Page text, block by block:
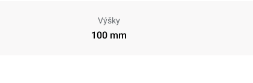
Výšky
100 mm